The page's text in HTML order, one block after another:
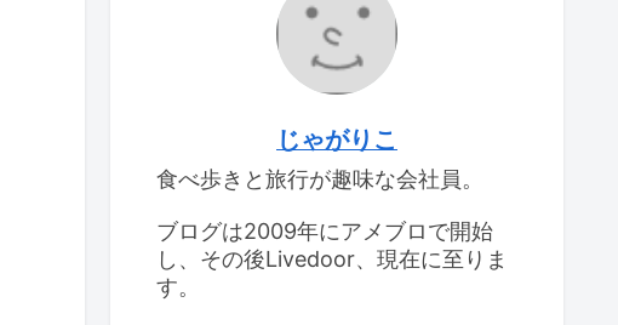
じゃがりこ
食べ歩きと旅行が趣味な会社員。
ブログは2009年にアメブロで開始
し、その後Livedoor、現在に至りま
す。